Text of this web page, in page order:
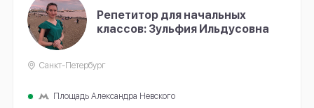
Репетитор для начальных
классов: Зульфия Ильдусовна
Санкт-Петербург
Площадь Александра Невского